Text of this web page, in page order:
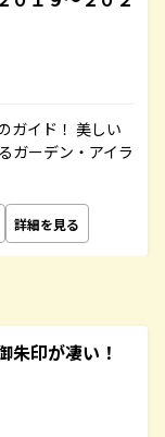
ガイド！ 美しい
ガーデン・アイラ
詳細を見る
朱印が凄い！